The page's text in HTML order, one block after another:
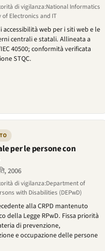
di vigilanza:National Informatics
of Electronics and IT
accessibilità web per i siti web e le
centrali e statali. Allineata a
IEC 40500; conformità verificata
STQC.
per le persone con
2006
di vigilanza:Department of
with Disabilities (DEPwD)
alla CRPD mantenuto
della Legge RPwD. Fissa priorità
di prevenzione,
e occupazione delle persone